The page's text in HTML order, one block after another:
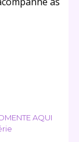
AQUI